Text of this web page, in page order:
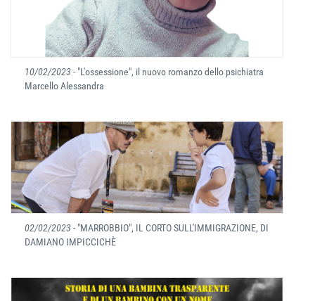
10/02/2023- "L'ossessione", il nuovo romanzo dello psichiatra
Marcello Alessandra
02/02/2023- "MARROBBIO", IL CORTO SULL'IMMIGRAZIONE, DI
DAMIANO IMPICCICHÈ